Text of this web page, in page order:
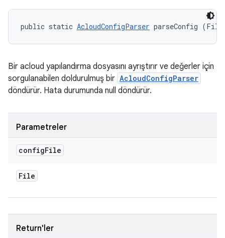
public static AcloudConfigParser parseConfig
Bir acloud yapılandırma dosyasını ayrıştırır ve değerler için
sorgulanabilen doldurulmuş bir AcloudConfigParser
döndürür. Hata durumunda null döndürür.
Parametreler
configFile
File
Return'ler